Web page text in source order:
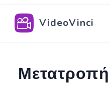
VideoVinci